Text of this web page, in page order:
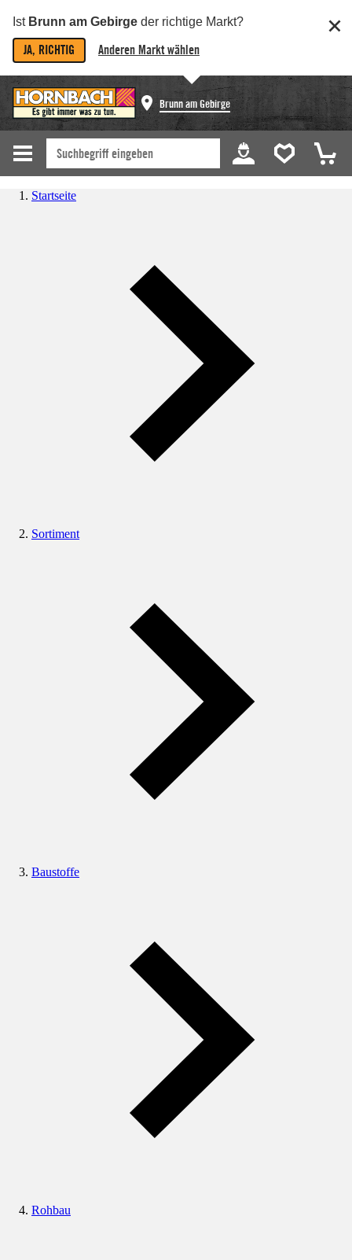
Ist Brunn am Gebirge der richtige Markt?
JA, RICHTIG Anderen Markt wählen
Brunn am Gebirge
Startseite
Sortiment
Baustoffe
Rohbau